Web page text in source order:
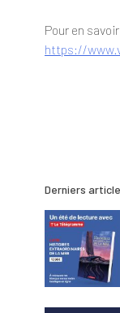
Pour en
https://
Derniers